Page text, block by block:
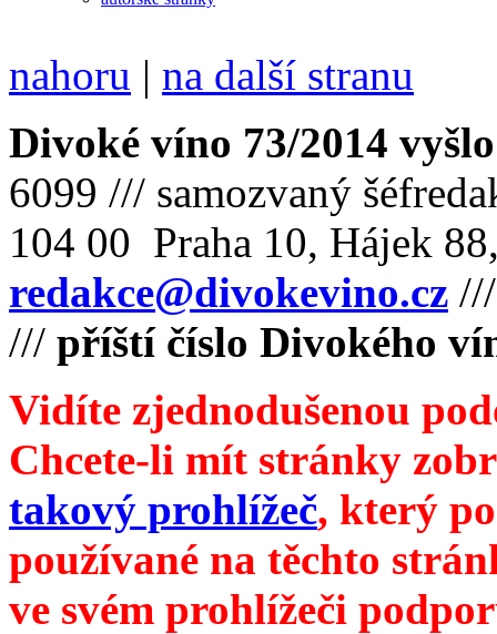
nahoru | na další stranu
Divoké víno 73/2014
6099 /// samozvaný
104 00 Praha 10, Hájek
redakce@divokevino.cz
/// příští číslo Divokého
Vidíte zjednodušenou
Chcete-li mít stránky
takový prohlížeč, který
používané na těchto
ve svém prohlížeči